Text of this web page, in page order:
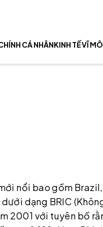
CÁ NHÂNKINH TẾ VĨ MÔ
nổi bao gồm
dạng BRIC
2001 với tuyên bố